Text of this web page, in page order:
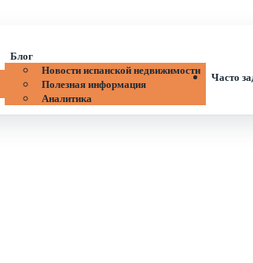
Блог
Новости испанской недвижимости
Полезная информация
Аналитика
Часто